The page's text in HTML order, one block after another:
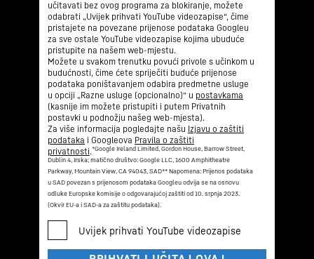
učitavati bez ovog programa za blokiranje, možete
odabrati „Uvijek prihvati YouTube videozapise“, čime
pristajete na povezane prijenose podataka Googleu
za sve ostale YouTube videozapise kojima ubuduće
pristupite na našem web-mjestu.
Možete u svakom trenutku povući privole s učinkom u
budućnosti, čime ćete spriječiti buduće prijenose
podataka poništavanjem odabira predmetne usluge
u opciji „Razne usluge (opcionalno)“ u postavkama
(kasnije im možete pristupiti i putem Privatnih
postavki u podnožju našeg web-mjesta).
Za više informacija pogledajte našu Izjavu o zaštiti
podataka i Googleova Pravila o zaštiti
privatnosti.*Google Ireland Limited, Gordon House, Barrow Street,
Dublin 4, Irska; matično društvo: Google LLC, 1600 Amphitheatre
Parkway, Mountain View, CA 94043, SAD** Napomena: Prijenos podataka
u SAD povezan s prijenosom podataka Googleu odvija se na osnovu
odluke Europske komisije o odgovarajućoj zaštiti od 10. srpnja 2023.
(Okvir EU-a i SAD-a za zaštitu podataka).